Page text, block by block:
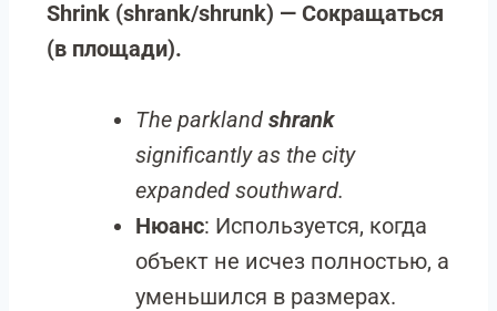
Shrink (shrank/shrunk) — Сокращаться
(в площади).
The parkland shrank
significantly as the city
expanded southward.
Нюанс: Используется, когда
объект не исчез полностью, а
уменьшился в размерах.